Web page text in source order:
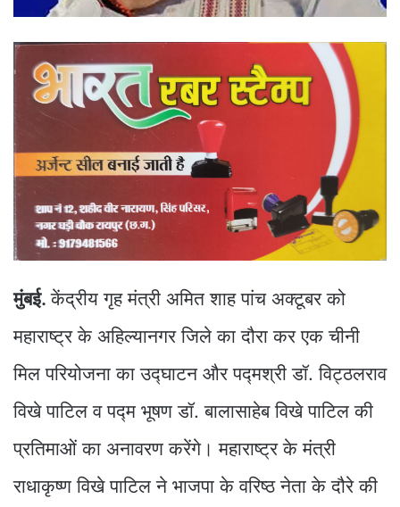
मुंबई.केंद्रीय गृह मंत्री अमित शाह पांच अक्टूबर को
महाराष्ट्र के अहिल्यानगर जिले का दौरा कर एक चीनी
मिल परियोजना का उद्घाटन और पद्मश्री डॉ. विट्ठलराव
विखे पाटिल व पद्म भूषण डॉ. बालासाहेब विखे पाटिल की
प्रतिमाओं का अनावरण करेंगे। महाराष्ट्र के मंत्री
राधाकृष्ण विखे पाटिल ने भाजपा के वरिष्ठ नेता के दौरे की